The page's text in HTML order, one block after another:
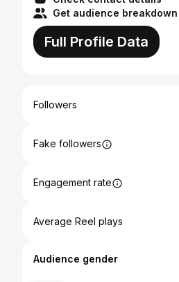
Get audience breakdown
Full Profile Data
Followers
Fake followers
Engagement rate
Average Reel plays
Audience gender